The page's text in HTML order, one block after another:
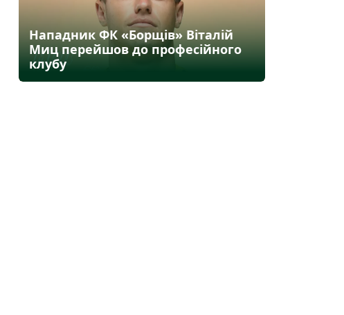
Нападник ФК «Борщів» Віталій
Миц перейшов до професійного
клубу